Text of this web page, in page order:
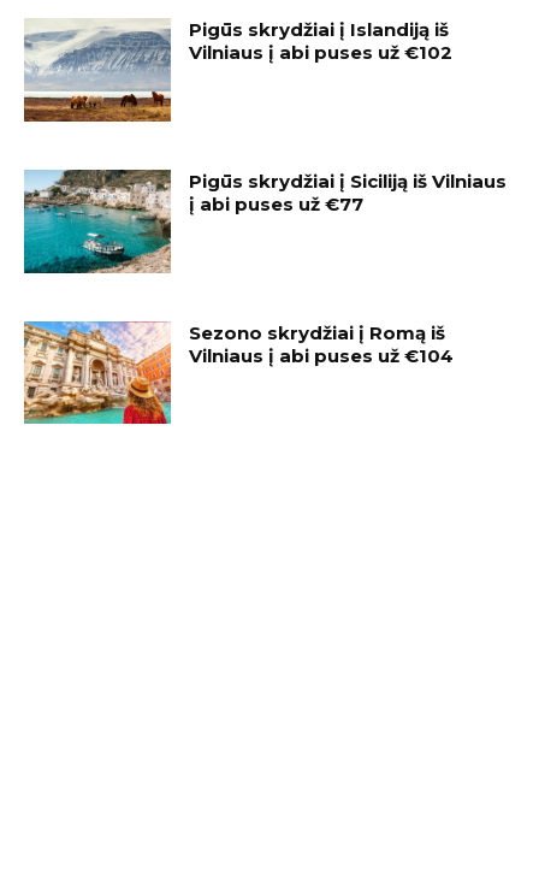
Pigūs skrydžiai į Islandiją iš
Vilniaus į abi puses už €102
Pigūs skrydžiai į Siciliją iš Vilniaus
į abi puses už €77
Sezono skrydžiai į Romą iš
Vilniaus į abi puses už €104